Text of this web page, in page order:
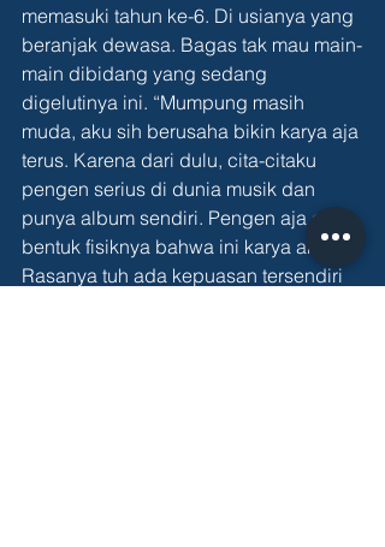
memasuki tahun ke-6. Di usianya yang
beranjak dewasa. Bagas tak mau main-
main dibidang yang sedang
digelutinya ini. “Mumpung masih
muda, aku sih berusaha bikin karya aja
terus. Karena dari dulu, cita-citaku
pengen serius di dunia musik dan
punya album sendiri. Pengen aja ada
bentuk fisiknya bahwa ini karya aku.
Rasanya tuh ada kepuasan tersendiri